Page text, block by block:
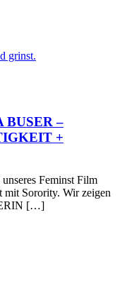
BUSER –
+
Feminst Film
mit Sorority. Wir zeigen
[…]